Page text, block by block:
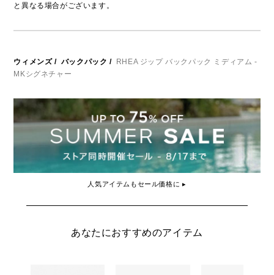
と異なる場合がございます。
ウィメンズ/ バックパック /
RHEA ジップ バックパック ミディアム -
MKシグネチャー
人気アイテムもセール価格に ▸
あなたにおすすめのアイテム